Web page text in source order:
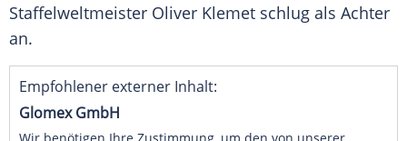
Staffelweltmeister Oliver Klemet schlug als Achter
an.
Empfohlener externer Inhalt:
Glomex GmbH